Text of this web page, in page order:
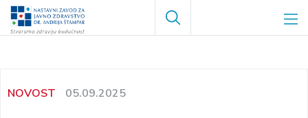
Skoči
Search
NOVOST 05.09.2025